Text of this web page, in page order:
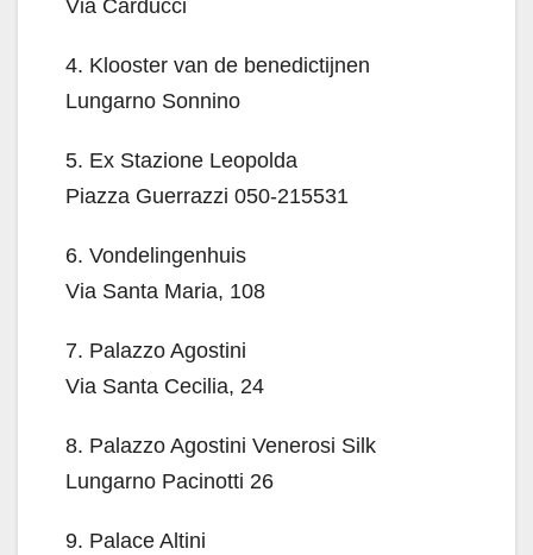
Via Carducci
4. Klooster van de benedictijnen
Lungarno Sonnino
5. Ex Stazione Leopolda
Piazza Guerrazzi 050-215531
6. Vondelingenhuis
Via Santa Maria, 108
7. Palazzo Agostini
Via Santa Cecilia, 24
8. Palazzo Agostini Venerosi Silk
Lungarno Pacinotti 26
9. Palace Altini